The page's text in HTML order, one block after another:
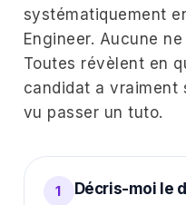
systématiquement
Engineer. Aucune
Toutes révèlent en
candidat a vraiment
vu passer un tuto.
1
Décris-moi le